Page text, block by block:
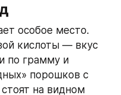
особое место.
кислоты — вкус
по грамму и
порошков с
на видном